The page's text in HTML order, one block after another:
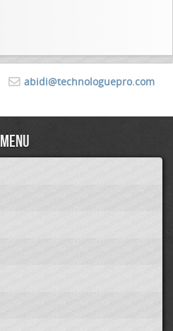
abidi@technologuepro.com
Menu